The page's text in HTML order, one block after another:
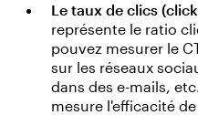
Le taux de clics
représente le ratio
pouvez mesurer le
sur les réseaux
dans des e-mails,
mesure l'efficacité